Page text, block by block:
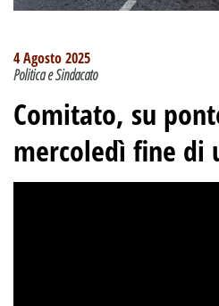
4 Agosto 2025
Politica e Sindacato
Comitato, su
mercoledì fine di